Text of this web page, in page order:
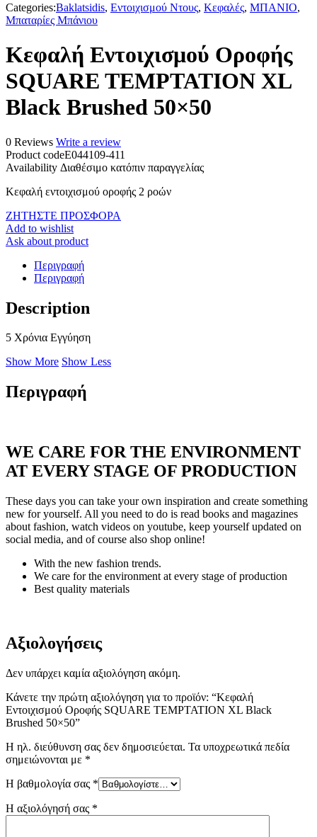
Categories:Baklatsidis, Εντοιχισμού Ντους, Κεφαλές, ΜΠΑΝΙΟ,
Μπαταρίες Μπάνιου
Κεφαλή Εντοιχισμού Οροφής
SQUARE TEMPTATION XL
Black Brushed 50×50
0 Reviews Write a review
Product codeE044109-411
Availability Διαθέσιμο κατόπιν παραγγελίας
Κεφαλή εντοιχισμού οροφής 2 ροών
ΖΗΤΗΣΤΕ ΠΡΟΣΦΟΡΑ
Add to wishlist
Ask about product
Περιγραφή
Περιγραφή
Description
5 Χρόνια Εγγύηση
Show More Show Less
Περιγραφή
WE CARE FOR THE ENVIRONMENT
AT EVERY STAGE OF PRODUCTION
These days you can take your own inspiration and create something
new for yourself. All you need to do is read books and magazines
about fashion, watch videos on youtube, keep yourself updated on
social media, and of course also shop online!
With the new fashion trends.
We care for the environment at every stage of production
Best quality materials
Αξιολογήσεις
Δεν υπάρχει καμία αξιολόγηση ακόμη.
Κάνετε την πρώτη αξιολόγηση για το προϊόν: “Κεφαλή
Εντοιχισμού Οροφής SQUARE TEMPTATION XL Black
Brushed 50×50”
Η ηλ. διεύθυνση σας δεν δημοσιεύεται. Τα υποχρεωτικά πεδία
σημειώνονται με *
Η βαθμολογία σας *
Η αξιολόγησή σας *